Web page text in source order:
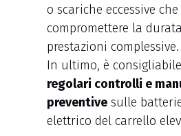
o scariche eccessive
compromettere la
prestazioni complessive.
In ultimo, è
regolari controlli e
preventive sulle
elettrico del carrello